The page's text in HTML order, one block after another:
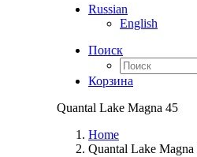
Russian
English
Поиск
Корзина
Quantal Lake Magna 45
Home
Quantal Lake Magna